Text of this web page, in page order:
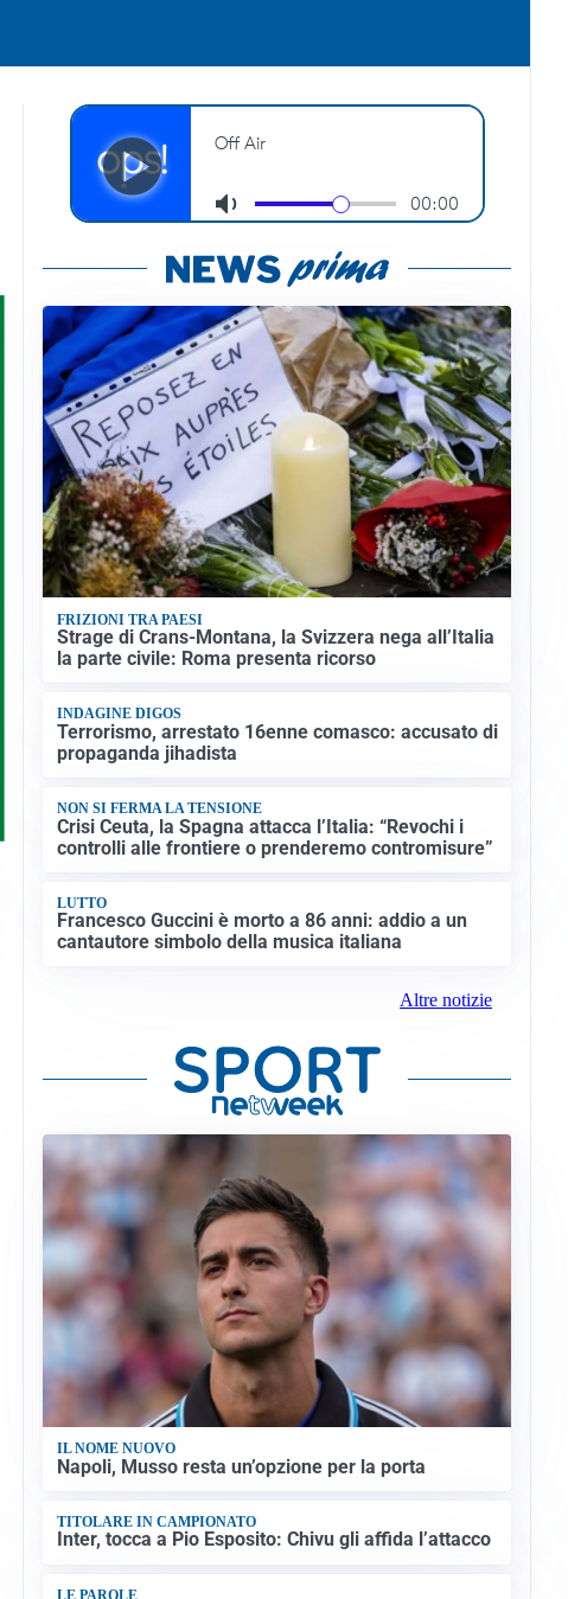
FRIZIONI TRA PAESI
Strage di Crans-Montana, la Svizzera nega all’Italia
la parte civile: Roma presenta ricorso
INDAGINE DIGOS
Terrorismo, arrestato 16enne comasco: accusato di
propaganda jihadista
NON SI FERMA LA TENSIONE
Crisi Ceuta, la Spagna attacca l’Italia: “Revochi i
controlli alle frontiere o prenderemo contromisure”
LUTTO
Francesco Guccini è morto a 86 anni: addio a un
cantautore simbolo della musica italiana
Altre notizie
IL NOME NUOVO
Napoli, Musso resta un’opzione per la porta
TITOLARE IN CAMPIONATO
Inter, tocca a Pio Esposito: Chivu gli affida l’attacco
LE PAROLE